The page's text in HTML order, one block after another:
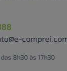
8h30 às 17h30